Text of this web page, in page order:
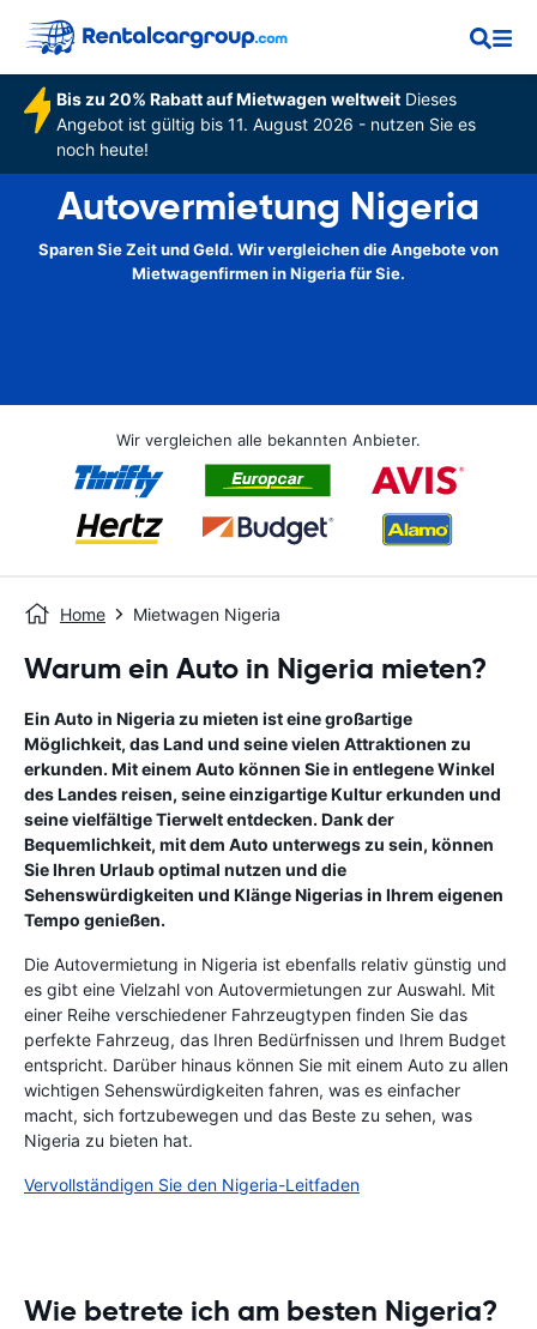
Bis zu 20% Rabatt auf Mietwagen weltweitDieses
Angebot ist gültig bis 11. August 2026 - nutzen Sie es
noch heute!
Autovermietung Nigeria
Sparen Sie Zeit und Geld. Wir vergleichen die Angebote von
Mietwagenfirmen in Nigeria für Sie.
Wir vergleichen alle bekannten Anbieter.
Home Mietwagen Nigeria
Warum ein Auto in Nigeria mieten?
Ein Auto in Nigeria zu mieten ist eine großartige
Möglichkeit, das Land und seine vielen Attraktionen zu
erkunden. Mit einem Auto können Sie in entlegene Winkel
des Landes reisen, seine einzigartige Kultur erkunden und
seine vielfältige Tierwelt entdecken. Dank der
Bequemlichkeit, mit dem Auto unterwegs zu sein, können
Sie Ihren Urlaub optimal nutzen und die
Sehenswürdigkeiten und Klänge Nigerias in Ihrem eigenen
Tempo genießen.
Die Autovermietung in Nigeria ist ebenfalls relativ günstig und
es gibt eine Vielzahl von Autovermietungen zur Auswahl. Mit
einer Reihe verschiedener Fahrzeugtypen finden Sie das
perfekte Fahrzeug, das Ihren Bedürfnissen und Ihrem Budget
entspricht. Darüber hinaus können Sie mit einem Auto zu allen
wichtigen Sehenswürdigkeiten fahren, was es einfacher
macht, sich fortzubewegen und das Beste zu sehen, was
Nigeria zu bieten hat.
Vervollständigen Sie den Nigeria-Leitfaden
Wie betrete ich am besten Nigeria?